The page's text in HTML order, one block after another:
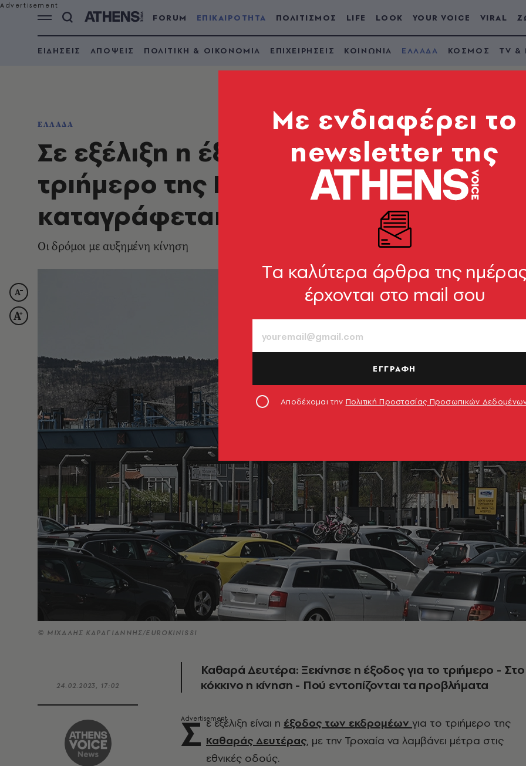
FORUM ΕΠΙΚΑΙΡΟΤΗΤΑ ΠΟΛΙΤΙΣΜΟΣ LIFE LOOK YOUR VOICE VIRAL
ΕΙΔΗΣΕΙΣ ΑΠΟΨΕΙΣ ΠΟΛΙΤΙΚΗ & ΟΙΚΟΝΟΜΙΑ ΕΠΙΧΕΙΡΗΣΕΙΣ ΚΟΙΝΩΝΙΑ ΕΛΛΑΔΑ ΚΟΣΜΟΣ TV &
ΕΛΛΑΔΑ
Σε εξέλιξη η έξοδος των εκδρομέων
τριήμερο της Καθαράς Δευτέρας -
καταγράφεται μποτιλιάρισμα
Οι δρόμοι με αυξημένη κίνηση
© ΜΙΧΑΛΗΣ ΚΑΡΑΓΙΑΝΝΗΣ/EUROKINISSI
24.02.2023, 17:02
Καθαρά Δευτέρα: Ξεκίνησε η έξοδος για το τριήμερο - Στο
κόκκινο η κίνηση - Πού εντοπίζονται τα προβλήματα
Σ ε εξέλιξη είναι η έξοδος των εκδρομέων για το τριήμερο της
Καθαράς Δευτέρας, με την Τροχαία να λαμβάνει μέτρα στις
εθνικές οδούς.
Mε ενδιαφέρει το
newsletter της
Tα καλύτερα άρθρα της
έρχονται στο mail σου
ΕΓΓΡΑΦΗ
Αποδέχομαι την Πολιτική Προστασίας Προσωπικών